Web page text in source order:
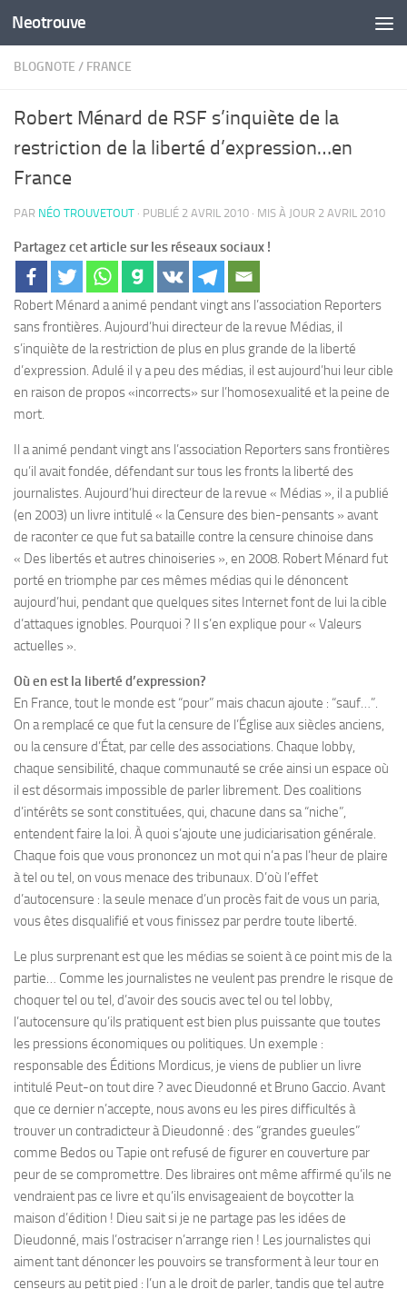
Skip to content
Neotrouve
BLOGNOTE / FRANCE
Robert Ménard de RSF s’inquiète de la
restriction de la liberté d’expression…en
France
PAR NÉO TROUVETOUT · PUBLIÉ 2 AVRIL 2010 · MIS À JOUR 2 AVRIL 2010
Partagez cet article sur les réseaux sociaux !
Robert Ménard a animé pendant vingt ans l’association Reporters
sans frontières. Aujourd’hui directeur de la revue Médias, il
s’inquiète de la restriction de plus en plus grande de la liberté
d’expression. Adulé il y a peu des médias, il est aujourd’hui leur cible
en raison de propos «incorrects» sur l’homosexualité et la peine de
mort.
Il a animé pendant vingt ans l’association Reporters sans frontières
qu’il avait fondée, défendant sur tous les fronts la liberté des
journalistes. Aujourd’hui directeur de la revue « Médias », il a publié
(en 2003) un livre intitulé « la Censure des bien-pensants » avant
de raconter ce que fut sa bataille contre la censure chinoise dans
« Des libertés et autres chinoiseries », en 2008. Robert Ménard fut
porté en triomphe par ces mêmes médias qui le dénoncent
aujourd’hui, pendant que quelques sites Internet font de lui la cible
d’attaques ignobles. Pourquoi ? Il s’en explique pour « Valeurs
actuelles ».
Où en est la liberté d’expression?
En France, tout le monde est “pour” mais chacun ajoute : “sauf…”.
On a remplacé ce que fut la censure de l’Église aux siècles anciens,
ou la censure d’État, par celle des associations. Chaque lobby,
chaque sensibilité, chaque communauté se crée ainsi un espace où
il est désormais impossible de parler librement. Des coalitions
d’intérêts se sont constituées, qui, chacune dans sa “niche”,
entendent faire la loi. À quoi s’ajoute une judiciarisation générale.
Chaque fois que vous prononcez un mot qui n’a pas l’heur de plaire
à tel ou tel, on vous menace des tribunaux. D’où l’effet
d’autocensure : la seule menace d’un procès fait de vous un paria,
vous êtes disqualifié et vous finissez par perdre toute liberté.
Le plus surprenant est que les médias se soient à ce point mis de la
partie… Comme les journalistes ne veulent pas prendre le risque de
choquer tel ou tel, d’avoir des soucis avec tel ou tel lobby,
l’autocensure qu’ils pratiquent est bien plus puissante que toutes
les pressions économiques ou politiques. Un exemple :
responsable des Éditions Mordicus, je viens de publier un livre
intitulé Peut-on tout dire ? avec Dieudonné et Bruno Gaccio. Avant
que ce dernier n’accepte, nous avons eu les pires difficultés à
trouver un contradicteur à Dieudonné : des “grandes gueules”
comme Bedos ou Tapie ont refusé de figurer en couverture par
peur de se compromettre. Des libraires ont même affirmé qu’ils ne
vendraient pas ce livre et qu’ils envisageaient de boycotter la
maison d’édition ! Dieu sait si je ne partage pas les idées de
Dieudonné, mais l’ostraciser n’arrange rien ! Les journalistes qui
aiment tant dénoncer les pouvoirs se transforment à leur tour en
censeurs au petit pied : l’un a le droit de parler, tandis que tel autre